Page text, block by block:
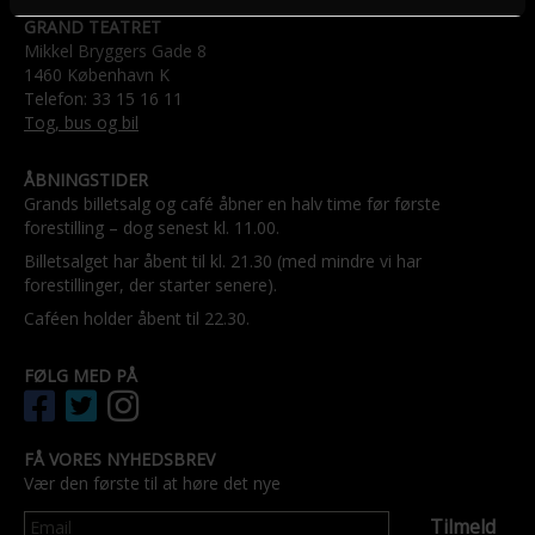
GRAND TEATRET
Mikkel Bryggers Gade 8
1460 København K
Telefon: 33 15 16 11
Tog, bus og bil
ÅBNINGSTIDER
Grands billetsalg og café åbner en halv time før første
forestilling – dog senest kl. 11.00.
Billetsalget har åbent til kl. 21.30 (med mindre vi har
forestillinger, der starter senere).
Caféen holder åbent til 22.30.
FØLG MED PÅ
FÅ VORES NYHEDSBREV
Vær den første til at høre det nye
Tilmeld